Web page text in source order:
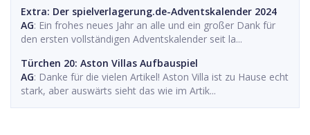
Extra: Der spielverlagerung.de-Adventskalender 2024
AG: Ein frohes neues Jahr an alle und ein großer Dank für
den ersten vollständigen Adventskalender seit la...
Türchen 20: Aston Villas Aufbauspiel
AG: Danke für die vielen Artikel! Aston Villa ist zu Hause echt
stark, aber auswärts sieht das wie im Artik...